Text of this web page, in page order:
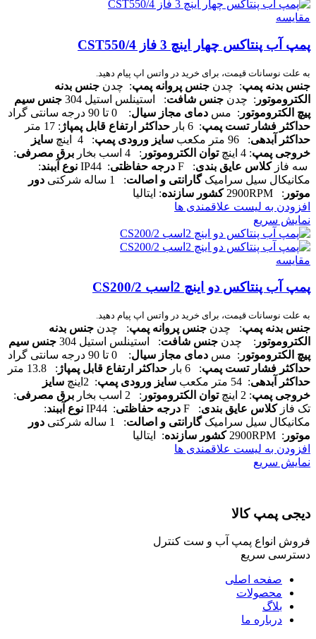
مقایسه
پمپ آب پنتاکس چهار اینچ 3 فاز CST550/4
به علت نوسانات قیمت، برای خرید در واتس اپ پیام دهید.
جنس بدنه پمپ: چدن جنس پروانه پمپ: چدن جنس بدنه
الکتروموتور : چدن جنس شافت: استینلس استیل 304
جنس سیم
پیچ الکتروموتور : مس دمای مجاز سیال: 0 تا 90 درجه سانتی گراد
حداکثر فشار تست پمپ: 6 بار حداکثر ارتفاع قابل پمپاژ : 17 متر
حداکثر آبدهی: 96 متر مکعب سایز ورودی پمپ: 4 اینچ
سایز
خروجی پمپ: 4 اینچ توان الکتروموتور : 4 اسب بخار برق مصرفی:
سه فازکلاس عایق بندی: F درجه حفاظتی: IP44 نوع آببند:
مکانیکال سیل سرامیکگارانتی و اصالت: 1 ساله شرکتی
دور
موتور : 2900RPM کشور سازنده: ایتالیا
افزودن به لیست علاقمندی ها
نمایش سریع
مقایسه
پمپ آب پنتاکس دو اینچ 2اسب CS200/2
به علت نوسانات قیمت، برای خرید در واتس اپ پیام دهید.
جنس بدنه پمپ: چدن جنس پروانه پمپ: چدن جنس بدنه
الکتروموتور : چدن جنس شافت: استینلس استیل 304
جنس سیم
پیچ الکتروموتور : مس دمای مجاز سیال: 0 تا 90 درجه سانتی گراد
حداکثر فشار تست پمپ: 6 بار حداکثر ارتفاع قابل پمپاژ : 13.8 متر
حداکثر آبدهی: 54 متر مکعب سایز ورودی پمپ: 2اینچ
سایز
خروجی پمپ: 2 اینچ توان الکتروموتور : 2 اسب بخار برق مصرفی:
تک فازکلاس عایق بندی: F درجه حفاظتی: IP44 نوع آببند:
مکانیکال سیل سرامیکگارانتی و اصالت: 1 ساله شرکتی
دور
موتور : 2900RPM کشور سازنده: ایتالیا
افزودن به لیست علاقمندی ها
نمایش سریع
دیجی پمپ کالا
فروش انواع پمپ آب و ست کنترل
دسترسی سریع
صفحه اصلی
محصولات
بلاگ
درباره ما